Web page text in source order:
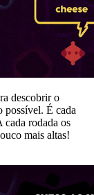
descobrir o
possível. É cada
rodada os
mais altas!